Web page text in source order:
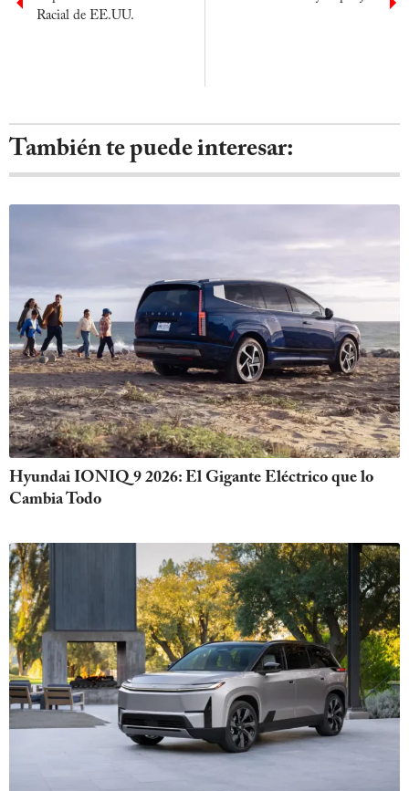
Racial de EE.UU.
También te puede interesar:
Hyundai IONIQ 9 2026: El Gigante Eléctrico que lo
Cambia Todo